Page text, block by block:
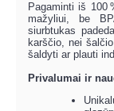
Pagaminti iš 100
mažyliui, be
siurbtukas
karščio, nei
šaldyti ar plauti
Privalumai ir